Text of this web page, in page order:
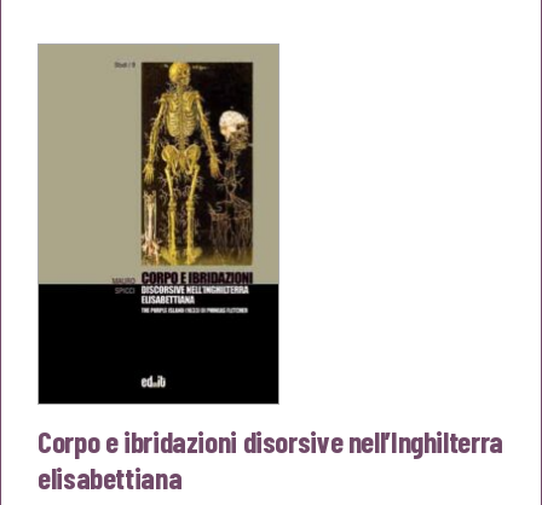
era:
€18,00.
è:
€17,10.
Corpo e ibridazioni disorsive nell’Inghilterra
elisabettiana